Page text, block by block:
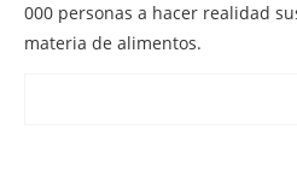
000 personas a hacer realidad
materia de alimentos.